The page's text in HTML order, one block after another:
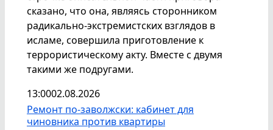
сказано, что она, являясь сторонником
радикально-экстремистских взглядов в
исламе, совершила приготовление к
террористическому акту. Вместе с двумя
такими же подругами.
13:0002.08.2026
Ремонт по-заволжски: кабинет для
чиновника против квартиры